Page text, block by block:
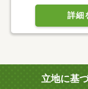
詳細
立地に基